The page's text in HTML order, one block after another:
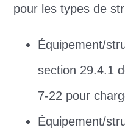
pour les types de
Équipement/
section 29.4.1
7-22 pour
Équipement/